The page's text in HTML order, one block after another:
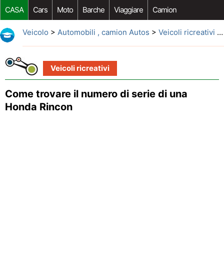
CASA Cars Moto Barche Viaggiare Camion
Riparazione Auto Acquisto Auto Car Opzioni Aftermarket
Veicolo > Automobili , camion Autos > Veicoli ricreativi
Veicoli ricreativi
Come trovare il numero di serie di una
Honda Rincon